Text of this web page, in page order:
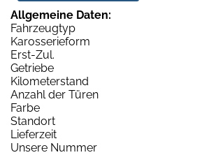
Allgemeine Daten:
Fahrzeugtyp
Karosserieform
Erst-Zul.
Getriebe
Kilometerstand
Anzahl der Türen
Farbe
Standort
Lieferzeit
Unsere Nummer